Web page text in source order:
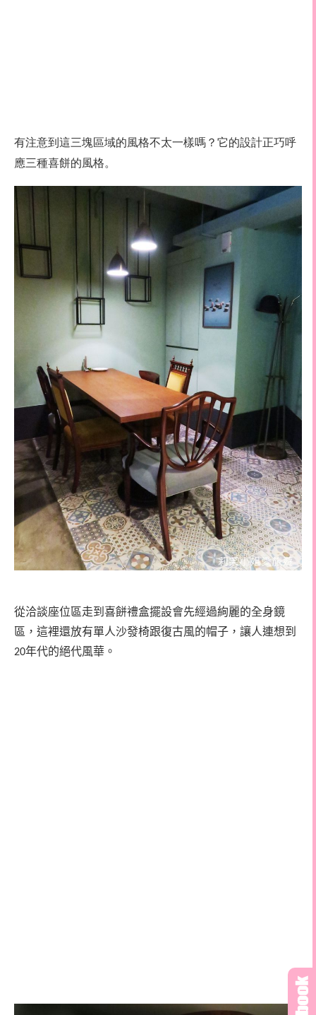
有注意到這三塊區域的風格不太一樣嗎？它的設計正巧呼
應三種喜餅的風格。
從洽談座位區走到喜餅禮盒擺設會先經過絢麗的全身鏡
區，這裡還放有單人沙發椅跟復古風的帽子，讓人連想到
20年代的絕代風華。